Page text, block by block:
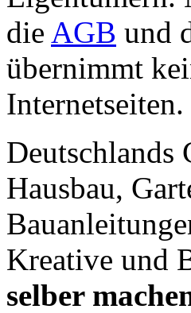
die AGB und
übernimmt
Internetseiten.
Hausbau,
Kreative und
selber